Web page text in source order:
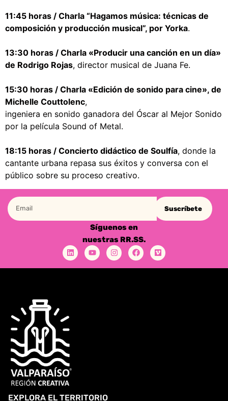
11:45 horas / Charla “Hagamos música: técnicas de
composición y producción musical”, por Yorka.
13:30 horas / Charla «Producir una canción en un día»
de Rodrigo Rojas, director musical de Juana Fe.
15:30 horas / Charla «Edición de sonido para cine», de
Michelle Couttolenc,
ingeniera en sonido ganadora del Óscar al Mejor Sonido
por la película Sound of Metal.
18:15 horas / Concierto didáctico de Soulfía, donde la
cantante urbana repasa sus éxitos y conversa con el
público sobre su proceso creativo.
Suscríbete
Síguenos en
nuestras RR.SS.
EXPLORA EL TERRITORIO